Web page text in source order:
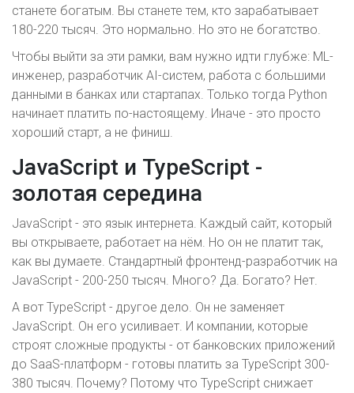
станете богатым. Вы станете тем, кто зарабатывает
180-220 тысяч. Это нормально. Но это не богатство.
Чтобы выйти за эти рамки, вам нужно идти глубже: ML-
инженер, разработчик AI-систем, работа с большими
данными в банках или стартапах. Только тогда Python
начинает платить по-настоящему. Иначе - это просто
хороший старт, а не финиш.
JavaScript и TypeScript -
золотая середина
JavaScript - это язык интернета. Каждый сайт, который
вы открываете, работает на нём. Но он не платит так,
как вы думаете. Стандартный фронтенд-разработчик на
JavaScript - 200-250 тысяч. Много? Да. Богато? Нет.
А вот TypeScript - другое дело. Он не заменяет
JavaScript. Он его усиливает. И компании, которые
строят сложные продукты - от банковских приложений
до SaaS-платформ - готовы платить за TypeScript 300-
380 тысяч. Почему? Потому что TypeScript снижает